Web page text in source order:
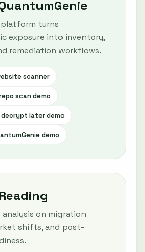
turns
exposure into inventory,
remediation workflows.
scanner
scan demo
later demo
demo
analysis on migration
shifts, and post-